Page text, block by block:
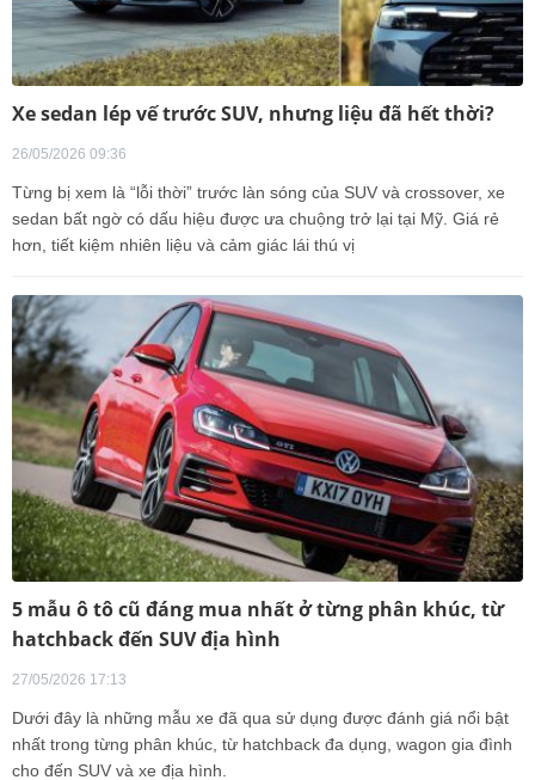
Xe sedan lép vế trước SUV, nhưng liệu đã hết thời?
26/05/2026 09:36
Từng bị xem là “lỗi thời” trước làn sóng của SUV và crossover, xe
sedan bất ngờ có dấu hiệu được ưa chuộng trở lại tại Mỹ. Giá rẻ
hơn, tiết kiệm nhiên liệu và cảm giác lái thú vị
5 mẫu ô tô cũ đáng mua nhất ở từng phân khúc, từ
hatchback đến SUV địa hình
27/05/2026 17:13
Dưới đây là những mẫu xe đã qua sử dụng được đánh giá nổi bật
nhất trong từng phân khúc, từ hatchback đa dụng, wagon gia đình
cho đến SUV và xe địa hình.